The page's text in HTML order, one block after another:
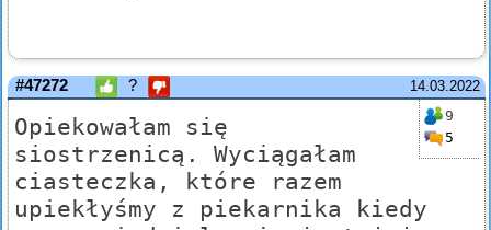
14.03.2022
#47272 ?
9
5
Opiekowałam się
siostrzenicą. Wyciągałam
ciasteczka, które razem
upiekłyśmy z piekarnika kiedy